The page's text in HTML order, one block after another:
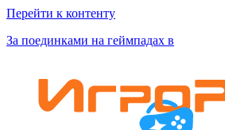
Перейти к контенту
За поединками на геймпадах в